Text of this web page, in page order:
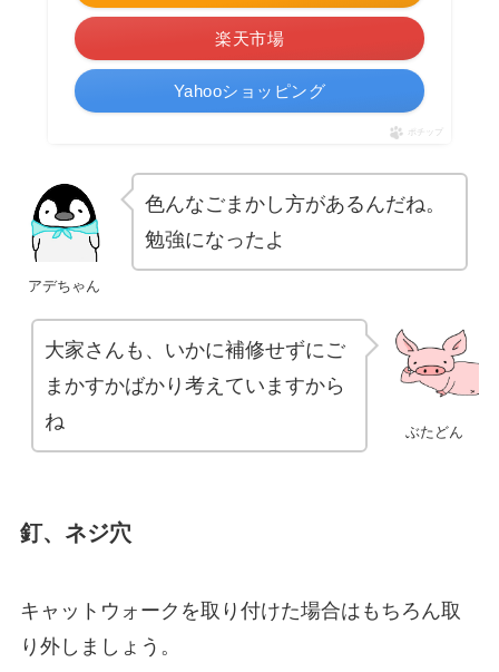
楽天市場
Yahooショッピング
ポチップ
アデちゃん
色んなごまかし方があるんだね。
勉強になったよ
ぶたどん
大家さんも、いかに補修せずにご
まかすかばかり考えていますから
ね
釘、ネジ穴
キャットウォークを取り付けた場合はもちろん取
り外しましょう。